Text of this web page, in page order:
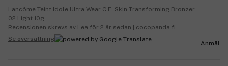
Lancôme Teint Idole Ultra Wear C.E. Skin Transforming Bronzer
02 Light 10g
Recensionen skrevs av Lea för 2 år sedan | cocopanda.fi
Se översättning
Anmäl